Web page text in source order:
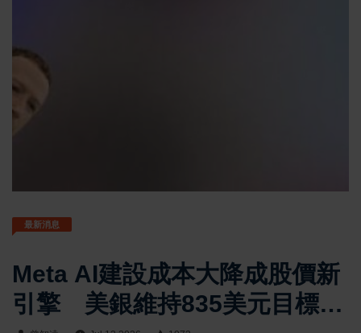
最新消息
Meta AI建設成本大降成股價新
引擎 美銀維持835美元目標